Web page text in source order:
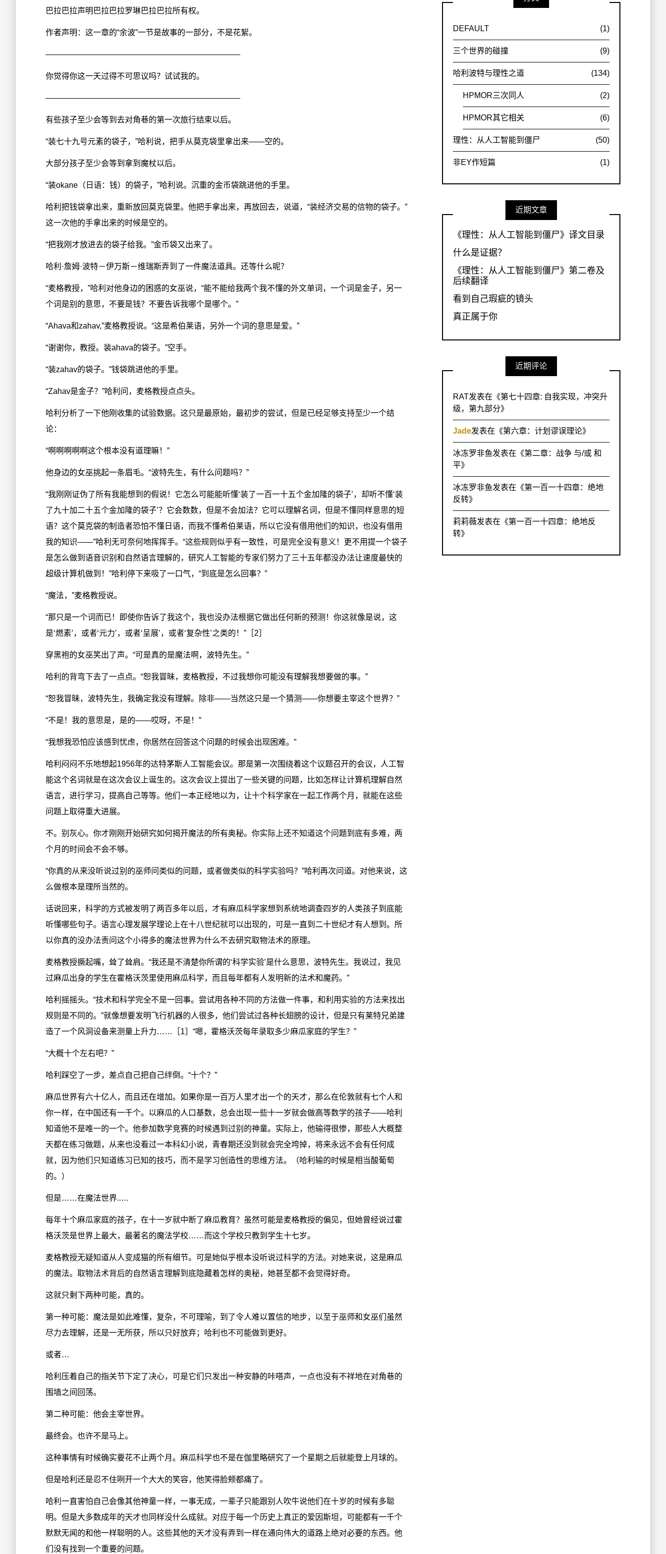
巴拉巴拉声明巴拉巴拉罗琳巴拉巴拉所有权。
作者声明：这一章的“余波”一节是故事的一部分，不是花絮。
————————————————————————–
你觉得你这一天过得不可思议吗？试试我的。
————————————————————————–
有些孩子至少会等到去对角巷的第一次旅行结束以后。
“装七十九号元素的袋子，”哈利说，把手从莫克袋里拿出来——空的。
大部分孩子至少会等到拿到魔杖以后。
“装okane（日语：钱）的袋子，”哈利说。沉重的金币袋跳进他的手里。
哈利把钱袋拿出来，重新放回莫克袋里。他把手拿出来，再放回去，说道，“装经济交易的信物的袋子。”
这一次他的手拿出来的时候是空的。
“把我刚才放进去的袋子给我。”金币袋又出来了。
哈利·詹姆·波特－伊万斯－维瑞斯弄到了一件魔法道具。还等什么呢？
“麦格教授，”哈利对他身边的困惑的女巫说，“能不能给我两个我不懂的外文单词，一个词是金子，另一
个词是别的意思，不要是钱？不要告诉我哪个是哪个。”
“Ahava和zahav,”麦格教授说。“这是希伯莱语，另外一个词的意思是爱。”
“谢谢你，教授。装ahava的袋子。”空手。
“装zahav的袋子。”钱袋跳进他的手里。
“Zahav是金子？”哈利问，麦格教授点点头。
哈利分析了一下他刚收集的试验数据。这只是最原始，最初步的尝试，但是已经足够支持至少一个结
论：
“啊啊啊啊啊这个根本没有道理嘛！”
他身边的女巫挑起一条眉毛。“波特先生，有什么问题吗？”
“我刚刚证伪了所有我能想到的假说！它怎么可能能听懂‘装了一百一十五个金加隆的袋子’，却听不懂‘装
了九十加二十五个金加隆的袋子’？它会数数，但是不会加法？它可以理解名词，但是不懂同样意思的短
语？这个莫克袋的制造者恐怕不懂日语，而我不懂希伯莱语，所以它没有借用他们的知识，也没有借用
我的知识——”哈利无可奈何地挥挥手。“这些规则似乎有一致性，可是完全没有意义！更不用提一个袋子
是怎么做到语音识别和自然语言理解的，研究人工智能的专家们努力了三十五年都没办法让速度最快的
超级计算机做到！”哈利停下来吸了一口气，“到底是怎么回事？”
“魔法，”麦格教授说。
“那只是一个词而已！即使你告诉了我这个，我也没办法根据它做出任何新的预测！你这就像是说，这
是‘燃素’，或者‘元力’，或者‘呈展’，或者‘复杂性’之类的！”［2］
穿黑袍的女巫笑出了声。“可是真的是魔法啊，波特先生。”
哈利的背弯下去了一点点。“恕我冒昧，麦格教授，不过我想你可能没有理解我想要做的事。”
“恕我冒昧，波特先生，我确定我没有理解。除非——当然这只是一个猜测——你想要主宰这个世界？”
“不是！我的意思是，是的——哎呀，不是！”
“我想我恐怕应该感到忧虑，你居然在回答这个问题的时候会出现困难。”
哈利闷闷不乐地想起1956年的达特茅斯人工智能会议。那是第一次围绕着这个议题召开的会议，人工智
能这个名词就是在这次会议上诞生的。这次会议上提出了一些关键的问题，比如怎样让计算机理解自然
语言，进行学习，提高自己等等。他们一本正经地以为，让十个科学家在一起工作两个月，就能在这些
问题上取得重大进展。
不。别灰心。你才刚刚开始研究如何揭开魔法的所有奥秘。你实际上还不知道这个问题到底有多难，两
个月的时间会不会不够。
“你真的从来没听说过别的巫师问类似的问题，或者做类似的科学实验吗？”哈利再次问道。对他来说，这
么做根本是理所当然的。
话说回来，科学的方式被发明了两百多年以后，才有麻瓜科学家想到系统地调查四岁的人类孩子到底能
听懂哪些句子。语言心理发展学理论上在十八世纪就可以出现的，可是一直到二十世纪才有人想到。所
以你真的没办法责问这个小得多的魔法世界为什么不去研究取物法术的原理。
麦格教授撅起嘴，耸了耸肩。“我还是不清楚你所谓的‘科学实验’是什么意思，波特先生。我说过，我见
过麻瓜出身的学生在霍格沃茨里使用麻瓜科学，而且每年都有人发明新的法术和魔药。”
哈利摇摇头。“技术和科学完全不是一回事。尝试用各种不同的方法做一件事，和利用实验的方法来找出
规则是不同的。”就像想要发明飞行机器的人很多，他们尝试过各种长翅膀的设计，但是只有莱特兄弟建
造了一个风洞设备来测量上升力……［1］“嗯，霍格沃茨每年录取多少麻瓜家庭的学生？”
“大概十个左右吧？”
哈利踩空了一步，差点自己把自己绊倒。“十个？”
麻瓜世界有六十亿人，而且还在增加。如果你是一百万人里才出一个的天才，那么在伦敦就有七个人和
你一样，在中国还有一千个。以麻瓜的人口基数，总会出现一些十一岁就会做高等数学的孩子——哈利
知道他不是唯一的一个。他参加数学竞赛的时候遇到过别的神童。实际上，他输得很惨，那些人大概整
天都在练习做题，从来也没看过一本科幻小说，青春期还没到就会完全垮掉，将来永远不会有任何成
就，因为他们只知道练习已知的技巧，而不是学习创造性的思维方法。（哈利输的时候是相当酸葡萄
的。）
但是……在魔法世界..…
每年十个麻瓜家庭的孩子，在十一岁就中断了麻瓜教育？虽然可能是麦格教授的偏见，但她曾经说过霍
格沃茨是世界上最大，最著名的魔法学校……而这个学校只教到学生十七岁。
麦格教授无疑知道从人变成猫的所有细节。可是她似乎根本没听说过科学的方法。对她来说，这是麻瓜
的魔法。取物法术背后的自然语言理解到底隐藏着怎样的奥秘，她甚至都不会觉得好奇。
这就只剩下两种可能，真的。
第一种可能：魔法是如此难懂，复杂，不可理喻，到了令人难以置信的地步，以至于巫师和女巫们虽然
尽力去理解，还是一无所获，所以只好放弃；哈利也不可能做到更好。
或者…
哈利压着自己的指关节下定了决心，可是它们只发出一种安静的咔嗒声，一点也没有不祥地在对角巷的
围墙之间回荡。
第二种可能：他会主宰世界。
最终会。也许不是马上。
这种事情有时候确实要花不止两个月。麻瓜科学也不是在伽里略研究了一个星期之后就能登上月球的。
但是哈利还是忍不住咧开一个大大的笑容，他笑得脸颊都痛了。
哈利一直害怕自己会像其他神童一样，一事无成，一辈子只能跟别人吹牛说他们在十岁的时候有多聪
明。但是大多数成年的天才也同样没什么成就。对应于每一个历史上真正的爱因斯坦，可能都有一千个
默默无闻的和他一样聪明的人。这些其他的天才没有弄到一样在通向伟大的道路上绝对必要的东西。他
们没有找到一个重要的问题。
DEFAULT (1)
三个世界的碰撞 (9)
哈利波特与理性之道 (134)
HPMOR三次同人 (2)
HPMOR其它相关 (6)
理性：从人工智能到僵尸 (50)
非EY作短篇 (1)
近期文章
《理性：从人工智能到僵尸》译文目录
什么是证据？
《理性：从人工智能到僵尸》第二卷及
后续翻译
看到自己瑕疵的镜头
真正属于你
近期评论
RAT发表在《第七十四章: 自我实现，冲突升
级，第九部分》
Jade发表在《第六章：计划谬误理论》
冰冻罗非鱼发表在《第二章：战争 与/或 和
平》
冰冻罗非鱼发表在《第一百一十四章：绝地
反转》
莉莉薇发表在《第一百一十四章：绝地反
转》